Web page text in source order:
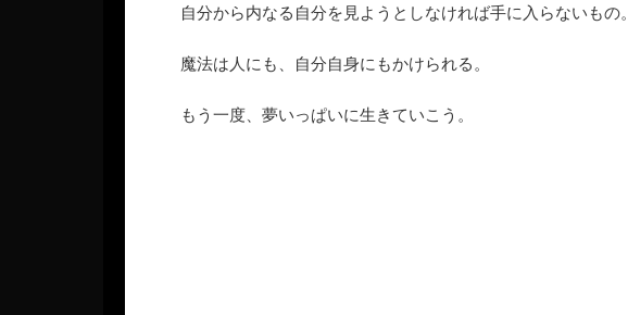
自分から内なる自分を見ようとしなければ手に入らないもの。
魔法は人にも、自分自身にもかけられる。
もう一度、夢いっぱいに生きていこう。